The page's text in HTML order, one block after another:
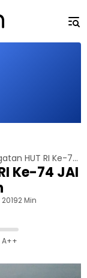
Semarak Peringatan HUT RI Ke-74 JAI Bandung Kulon
Ke-74 JAI
2 Min
A++